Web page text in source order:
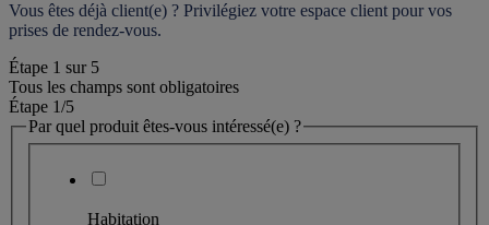
Vous êtes déjà client(e) ? Privilégiez votre espace client pour vos
prises de rendez-vous.
Étape 1 sur 5
Tous les champs sont obligatoires
Étape 1/5
Par quel produit êtes-vous intéressé(e) ?
Habitation